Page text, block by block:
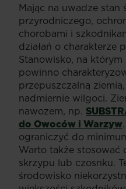
Mając na uwadze stan
przyrodniczego,
chorobami i
działań o charakterze
Stanowisko, na
powinno
przepuszczalną
nadmiernie wilgoci.
nawozem, np.
do Owoców i Warzyw
ograniczyć do
Warto także stosować
skrzypu lub czosnku.
środowisko